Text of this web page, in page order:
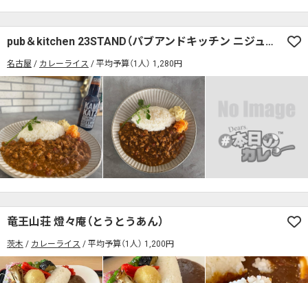
pub＆kitchen 23STAND（パブアンドキッチン ニジュウサンスタンド）
名古屋 カレーライス 平均予算（1人） 1,280円
竜王山荘 燈々庵（とうとうあん）
茨木 カレーライス 平均予算（1人） 1,200円